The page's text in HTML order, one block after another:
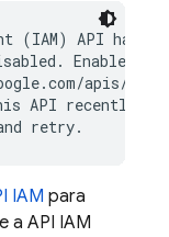
(IAM) API has
Enable it
apis/api/
API recently,
IAM para
a API IAM